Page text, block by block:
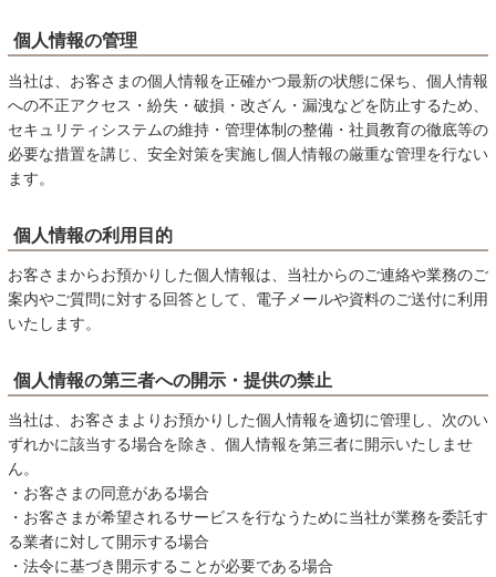
個人情報の管理
当社は、お客さまの個人情報を正確かつ最新の状態に保ち、個人情報
への不正アクセス・紛失・破損・改ざん・漏洩などを防止するため、
セキュリティシステムの維持・管理体制の整備・社員教育の徹底等の
必要な措置を講じ、安全対策を実施し個人情報の厳重な管理を行ない
ます。
個人情報の利用目的
お客さまからお預かりした個人情報は、当社からのご連絡や業務のご
案内やご質問に対する回答として、電子メールや資料のご送付に利用
いたします。
個人情報の第三者への開示・提供の禁止
当社は、お客さまよりお預かりした個人情報を適切に管理し、次のい
ずれかに該当する場合を除き、個人情報を第三者に開示いたしませ
ん。
・お客さまの同意がある場合
・お客さまが希望されるサービスを行なうために当社が業務を委託す
る業者に対して開示する場合
・法令に基づき開示することが必要である場合